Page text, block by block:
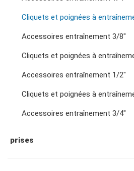
clés à cliquet à double
clés à pied d'oie
Cliquets et poignées à
Accessoires entraînement 3/8"
Cliquets et poignées à
Accessoires entraînement 1/2"
Cliquets et poignées à
Accessoires entraînement 3/4"
prises